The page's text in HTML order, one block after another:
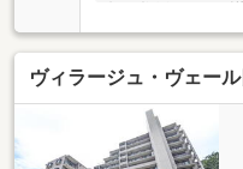
式キッチン・多目
有・和室・洋室に
きる南西向きバル
ベーター▼周辺環
東大和市立第八小
ットプレイス東大
ヴィラージュ・ヴェー